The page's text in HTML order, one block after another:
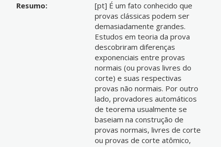
Resumo:
[pt] É um fato conhecido que
provas clássicas podem ser
demasiadamente grandes.
Estudos em teoria da prova
descobriram diferenças
exponenciais entre provas
normais (ou provas livres do
corte) e suas respectivas
provas não normais. Por outro
lado, provadores automáticos
de teorema usualmente se
baseiam na construção de
provas normais, livres de corte
ou provas de corte atômico,